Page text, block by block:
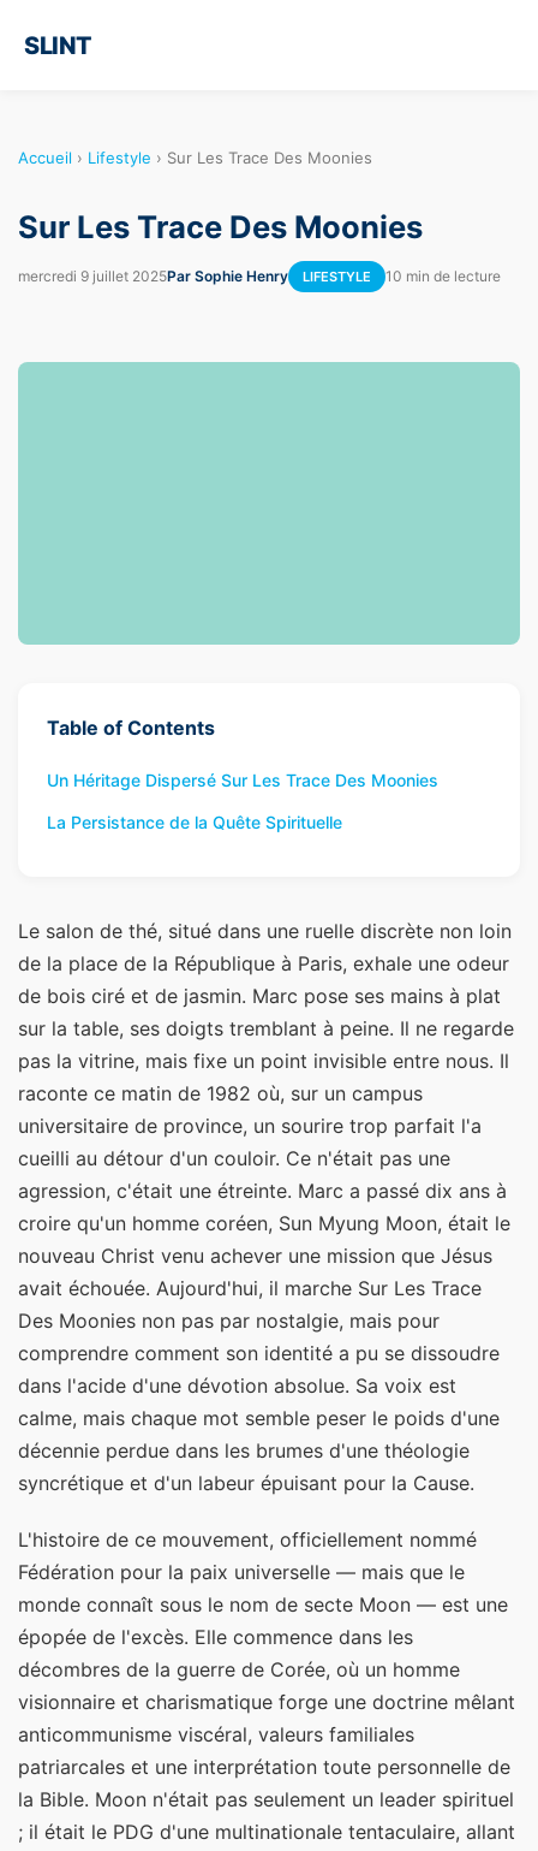
SLINT
Accueil › Lifestyle › Sur Les Trace Des Moonies
Sur Les Trace Des Moonies
mercredi 9 juillet 2025Par Sophie Henry LIFESTYLE 10 min de lecture
Table of Contents
Un Héritage Dispersé Sur Les Trace Des Moonies
La Persistance de la Quête Spirituelle
Le salon de thé, situé dans une ruelle discrète non loin
de la place de la République à Paris, exhale une odeur
de bois ciré et de jasmin. Marc pose ses mains à plat
sur la table, ses doigts tremblant à peine. Il ne regarde
pas la vitrine, mais fixe un point invisible entre nous. Il
raconte ce matin de 1982 où, sur un campus
universitaire de province, un sourire trop parfait l'a
cueilli au détour d'un couloir. Ce n'était pas une
agression, c'était une étreinte. Marc a passé dix ans à
croire qu'un homme coréen, Sun Myung Moon, était le
nouveau Christ venu achever une mission que Jésus
avait échouée. Aujourd'hui, il marche Sur Les Trace
Des Moonies non pas par nostalgie, mais pour
comprendre comment son identité a pu se dissoudre
dans l'acide d'une dévotion absolue. Sa voix est
calme, mais chaque mot semble peser le poids d'une
décennie perdue dans les brumes d'une théologie
syncrétique et d'un labeur épuisant pour la Cause.
L'histoire de ce mouvement, officiellement nommé
Fédération pour la paix universelle — mais que le
monde connaît sous le nom de secte Moon — est une
épopée de l'excès. Elle commence dans les
décombres de la guerre de Corée, où un homme
visionnaire et charismatique forge une doctrine mêlant
anticommunisme viscéral, valeurs familiales
patriarcales et une interprétation toute personnelle de
la Bible. Moon n'était pas seulement un leader spirituel
; il était le PDG d'une multinationale tentaculaire, allant